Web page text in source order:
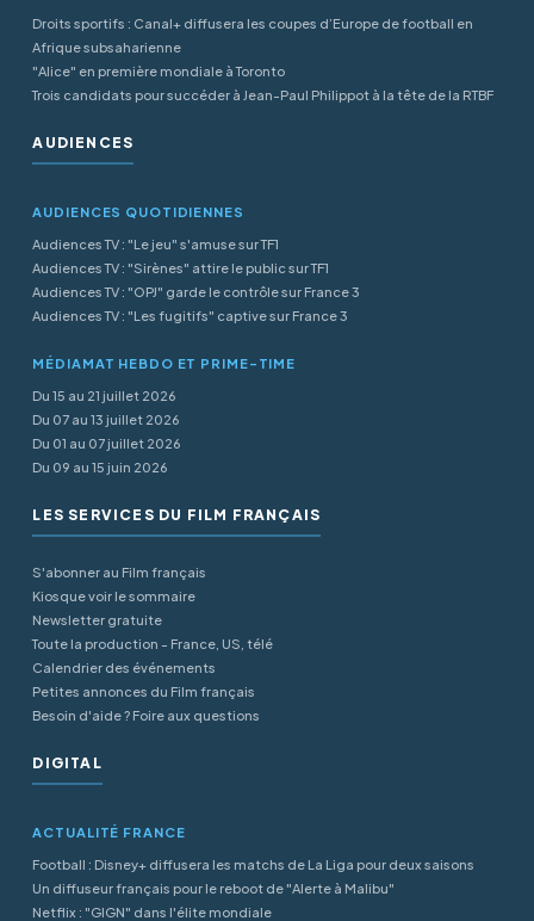
Droits sportifs : Canal+ diffusera les coupes d’Europe de football en
Afrique subsaharienne
"Alice" en première mondiale à Toronto
Trois candidats pour succéder à Jean-Paul Philippot à la tête de la RTBF
AUDIENCES
AUDIENCES QUOTIDIENNES
Audiences TV : "Le jeu" s'amuse sur TF1
Audiences TV : "Sirènes" attire le public sur TF1
Audiences TV : "OPJ" garde le contrôle sur France 3
Audiences TV : "Les fugitifs" captive sur France 3
MÉDIAMAT HEBDO ET PRIME-TIME
Du 15 au 21 juillet 2026
Du 07 au 13 juillet 2026
Du 01 au 07 juillet 2026
Du 09 au 15 juin 2026
LES SERVICES DU FILM FRANÇAIS
S'abonner au Film français
Kiosque voir le sommaire
Newsletter gratuite
Toute la production - France, US, télé
Calendrier des événements
Petites annonces du Film français
Besoin d'aide ? Foire aux questions
DIGITAL
ACTUALITÉ FRANCE
Football : Disney+ diffusera les matchs de La Liga pour deux saisons
Un diffuseur français pour le reboot de "Alerte à Malibu"
Netflix : "GIGN" dans l'élite mondiale